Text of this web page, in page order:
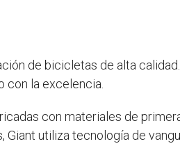
de bicicletas de alta
con la excelencia.
con materiales de
utiliza tecnología de